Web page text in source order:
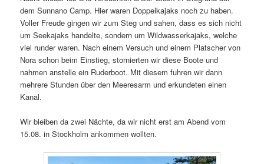
dem Sunnano Camp. Hier waren Doppelkajaks noch zu haben.
Voller Freude gingen wir zum Steg und sahen, dass es sich nicht
um Seekajaks handelte, sondern um Wildwasserkajaks, welche
viel runder waren. Nach einem Versuch und einem Platscher von
Nora schon beim Einstieg, stornierten wir diese Boote und
nahmen anstelle ein Ruderboot. Mit diesem fuhren wir dann
mehrere Stunden über den Meeresarm und erkundeten einen
Kanal.
Wir bleiben da zwei Nächte, da wir nicht erst am Abend vom
15.08. in Stockholm ankommen wollten.